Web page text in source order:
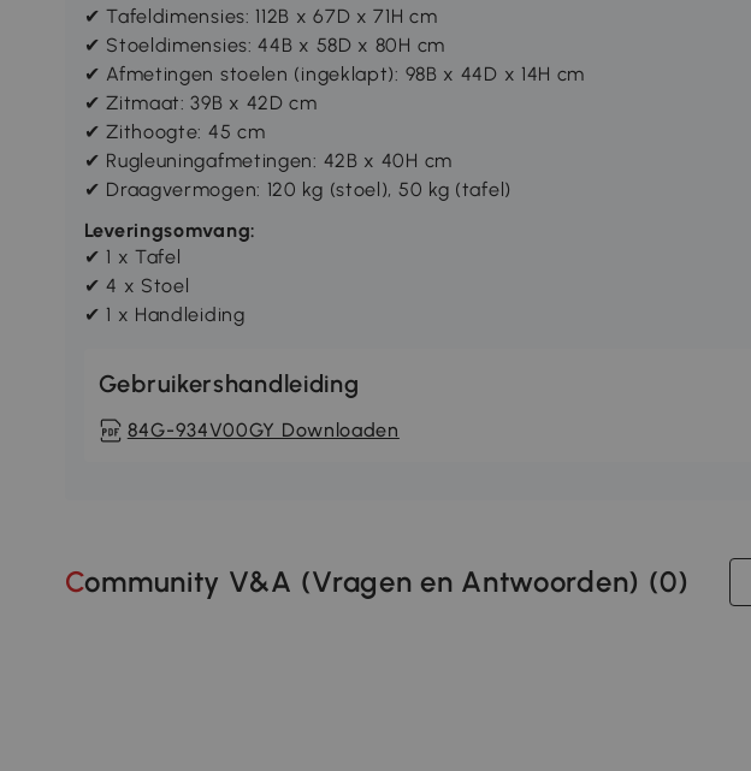
✔ Tafeldimensies: 112B x 67D x 71H cm
✔ Stoeldimensies: 44B x 58D x 80H cm
✔ Afmetingen stoelen (ingeklapt): 98B x 44D x 14H cm
✔ Zitmaat: 39B x 42D cm
✔ Zithoogte: 45 cm
✔ Rugleuningafmetingen: 42B x 40H cm
✔ Draagvermogen: 120 kg (stoel), 50 kg (tafel)
Leveringsomvang:
✔ 1 x Tafel
✔ 4 x Stoel
✔ 1 x Handleiding
Gebruikershandleiding
84G-934V00GY Downloaden
Community V&A (Vragen en Antwoorden) (0)